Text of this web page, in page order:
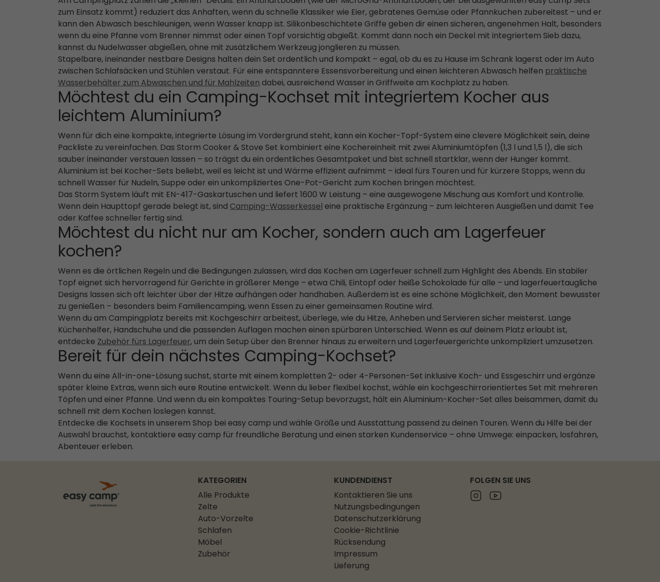
zum Einsatz kommt) reduziert das Anhaften, wenn du schnelle Klassiker wie Eier, gebratenes Gemüse oder Pfannkuchen zubereitest – und er
kann den Abwasch beschleunigen, wenn Wasser knapp ist. Silikonbeschichtete Griffe geben dir einen sicheren, angenehmen Halt, besonders
wenn du eine Pfanne vom Brenner nimmst oder einen Topf vorsichtig abgießt. Kommt dann noch ein Deckel mit integriertem Sieb dazu,
kannst du Nudelwasser abgießen, ohne mit zusätzlichem Werkzeug jonglieren zu müssen.
Stapelbare, ineinander nestbare Designs halten dein Set ordentlich und kompakt – egal, ob du es zu Hause im Schrank lagerst oder im Auto
zwischen Schlafsäcken und Stühlen verstaut. Für eine entspanntere Essensvorbereitung und einen leichteren Abwasch helfen praktische
Wasserbehälter zum Abwaschen und für Mahlzeitendabei, ausreichend Wasser in Griffweite am Kochplatz zu haben.
Möchtest du ein Camping-Kochset mit integriertem Kocher aus
leichtem Aluminium?
Wenn für dich eine kompakte, integrierte Lösung im Vordergrund steht, kann ein Kocher-Topf-System eine clevere Möglichkeit sein, deine
Packliste zu vereinfachen. Das Storm Cooker & Stove Set kombiniert eine Kochereinheit mit zwei Aluminiumtöpfen (1,3 l und 1,5 l), die sich
sauber ineinander verstauen lassen – so trägst du ein ordentliches Gesamtpaket und bist schnell startklar, wenn der Hunger kommt.
Aluminium ist bei Kocher-Sets beliebt, weil es leicht ist und Wärme effizient aufnimmt – ideal fürs Touren und für kürzere Stopps, wenn du
schnell Wasser für Nudeln, Suppe oder ein unkompliziertes One-Pot-Gericht zum Kochen bringen möchtest.
Das Storm System läuft mit EN-417-Gaskartuschen und liefert 1600 W Leistung – eine ausgewogene Mischung aus Komfort und Kontrolle.
Wenn dein Haupttopf gerade belegt ist, sindCamping-Wasserkesseleine praktische Ergänzung – zum leichteren Ausgießen und damit Tee
oder Kaffee schneller fertig sind.
Möchtest du nicht nur am Kocher, sondern auch am Lagerfeuer
kochen?
Wenn es die örtlichen Regeln und die Bedingungen zulassen, wird das Kochen am Lagerfeuer schnell zum Highlight des Abends. Ein stabiler
Topf eignet sich hervorragend für Gerichte in größerer Menge – etwa Chili, Eintopf oder heiße Schokolade für alle – und lagerfeuertaugliche
Designs lassen sich oft leichter über der Hitze aufhängen oder handhaben. Außerdem ist es eine schöne Möglichkeit, den Moment bewusster
zu genießen – besonders beim Familiencamping, wenn Essen zu einer gemeinsamen Routine wird.
Wenn du am Campingplatz bereits mit Kochgeschirr arbeitest, überlege, wie du Hitze, Anheben und Servieren sicher meisterst. Lange
Küchenhelfer, Handschuhe und die passenden Auflagen machen einen spürbaren Unterschied. Wenn es auf deinem Platz erlaubt ist,
entdeckeZubehör fürs Lagerfeuer, um dein Setup über den Brenner hinaus zu erweitern und Lagerfeuergerichte unkompliziert umzusetzen.
Bereit für dein nächstes Camping-Kochset?
Wenn du eine All-in-one-Lösung suchst, starte mit einem kompletten 2- oder 4-Personen-Set inklusive Koch- und Essgeschirr und ergänze
später kleine Extras, wenn sich eure Routine entwickelt. Wenn du lieber flexibel kochst, wähle ein kochgeschirrorientiertes Set mit mehreren
Töpfen und einer Pfanne. Und wenn du ein kompaktes Touring-Setup bevorzugst, hält ein Aluminium-Kocher-Set alles beisammen, damit du
schnell mit dem Kochen loslegen kannst.
Entdecke die Kochsets in unserem Shop bei easy camp und wähle Größe und Ausstattung passend zu deinen Touren. Wenn du Hilfe bei der
Auswahl brauchst, kontaktiere easy camp für freundliche Beratung und einen starken Kundenservice – ohne Umwege: einpacken, losfahren,
Abenteuer erleben.
KATEGORIEN
Alle Produkte
Zelte
Auto-Vorzelte
Schlafen
Möbel
Zubehör
KUNDENDIENST
Kontaktieren Sie uns
Nutzungsbedingungen
Datenschutzerklärung
Cookie-Richtlinie
Rücksendung
Impressum
Lieferung
FOLGEN SIE UNS
Instagram
Youtube